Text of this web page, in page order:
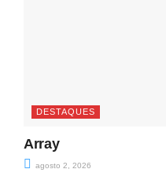
DESTAQUES
Array
agosto 2, 2026